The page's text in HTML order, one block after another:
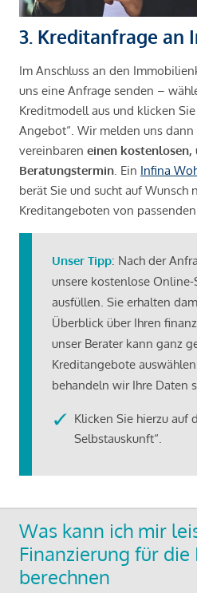
3. Kreditanfrage an
Im Anschluss an den
uns eine Anfrage senden –
Kreditmodell aus und klicken
Angebot“. Wir melden uns
vereinbaren einen
Beratungstermin . Ein Infina
berät Sie und sucht auf Wunsch
Kreditangeboten von passenden
Unser Tipp: Nach der
unsere kostenlose
ausfüllen. Sie erhalten
Überblick über Ihren
unser Berater kann ganz
Kreditangebote
behandeln wir Ihre Daten
Klicken Sie hierzu auf
Selbstauskunft“.
Was kann ich mir
Finanzierung für
berechnen